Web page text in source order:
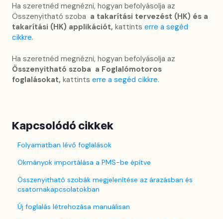
Ha szeretnéd megnézni, hogyan befolyásolja az
Összenyitható szoba a takarítási tervezést (HK) és a
takarítási (HK) applikációt, kattints erre a segéd
cikkre.
Ha szeretnéd megnézni, hogyan befolyásolja az
Összenyitható szoba a Foglalómotoros
foglalásokat, kattints erre a segéd cikkre.
Kapcsolódó cikkek
Folyamatban lévő foglalások
Okmányok importálása a PMS-be építve
Összenyitható szobák megjelenítése az árazásban és
csatornakapcsolatokban
Új foglalás létrehozása manuálisan